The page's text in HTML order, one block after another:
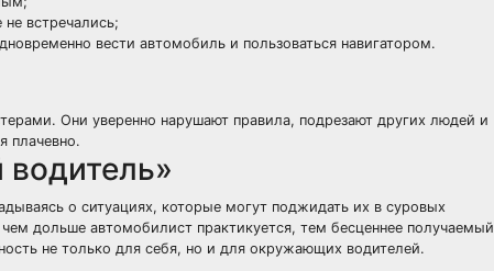
встречались;
вести автомобиль и пользоваться навигатором.
Они уверенно нарушают правила, подрезают других людей и
плачевно.
о ситуациях, которые могут поджидать их в суровых
дольше автомобилист практикуется, тем бесценнее получаемый
не только для себя, но и для окружающих водителей.